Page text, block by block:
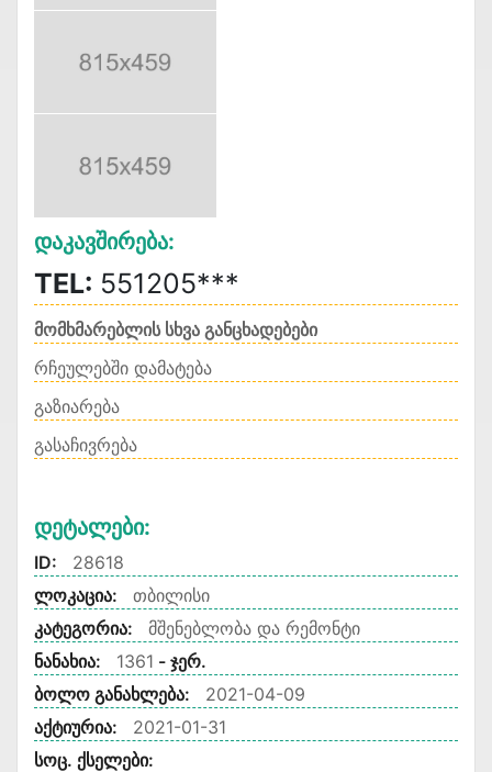
Დაკავშირება:
TEL: 551205***
მომხმარებლის სხვა განცხადებები
რჩეულებში დამატება
გაზიარება
გასაჩივრება
Დეტალები:
ID:
28618
ლოკაცია:
თბილისი
კატეგორია:
მშენებლობა და რემონტი
ნანახია:
1361 - ჯერ.
ბოლო განახლება:
2021-04-09
აქტიურია:
2021-01-31
სოც. ქსელები: